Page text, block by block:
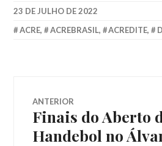
23 DE JULHO DE 2022
ACRE, ACREBRASIL, ACREDITE,
ANTERIOR
Finais do Aberto
Handebol no